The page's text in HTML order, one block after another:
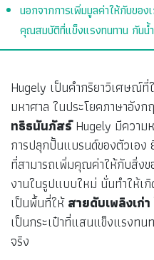
นอกจากการเพิ่มมูลค่าให้กับของ
คุณสมบัติที่แข็งแรงทนทาน กันน้
Hugely เป็นคำกริยาวิเศษณ์ที่
มหาศาล ในประโยคภาษาอัง
ทธิธนันภัสร์Hugely มีความ
การปลุกปั้นแบรนด์ของตัวเอ
ที่สามารถเพิ่มคุณค่าให้กับสิ่งข
งานในรูปแบบใหม่ นั่นทำให้เ
เป็นพื้นที่ให้สายดับเพลิงเก่า
เป็นกระเป๋าที่แสนแข็งแรงทน
จริง